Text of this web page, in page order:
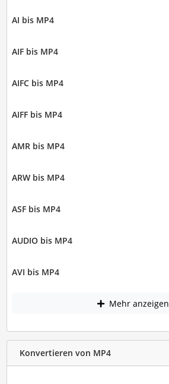
AI bis MP4
AIF bis MP4
AIFC bis MP4
AIFF bis MP4
AMR bis MP4
ARW bis MP4
ASF bis MP4
AUDIO bis MP4
AVI bis MP4
Mehr anzeigen
Konvertieren von MP4